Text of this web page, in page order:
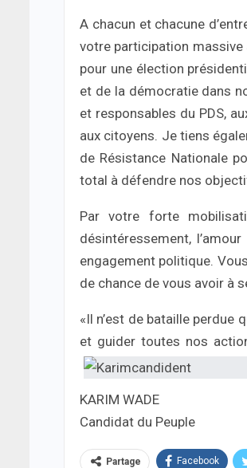
A chacun et chacune
votre participation massive
pour une élection
et de la démocratie dans
et responsables du PDS,
aux citoyens. Je tiens
de Résistance Nationale
total à défendre nos
Par votre forte
désintéressement,
engagement politique.
de chance de vous avoir à
«Il n’est de bataille perdue
et guider toutes nos
KARIM WADE
Candidat du Peuple
Partage Facebook